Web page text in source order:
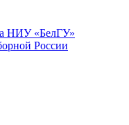
НИУ «БелГУ»
России